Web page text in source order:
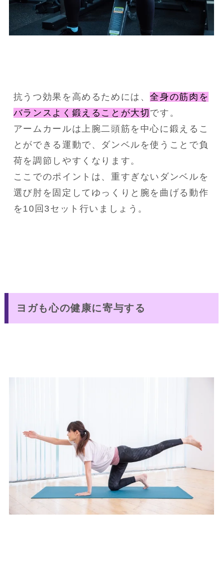
抗うつ効果を高めるためには、全身の筋肉を
バランスよく鍛えることが大切 です。
アームカールは上腕二頭筋を中心に鍛えるこ
とができる運動で、ダンベルを使うことで負
荷を調節しやすくなります。
ここでのポイントは、重すぎないダンベルを
選び肘を固定してゆっくりと腕を曲げる動作
を10回3セット行いましょう。
ヨガも心の健康に寄与する